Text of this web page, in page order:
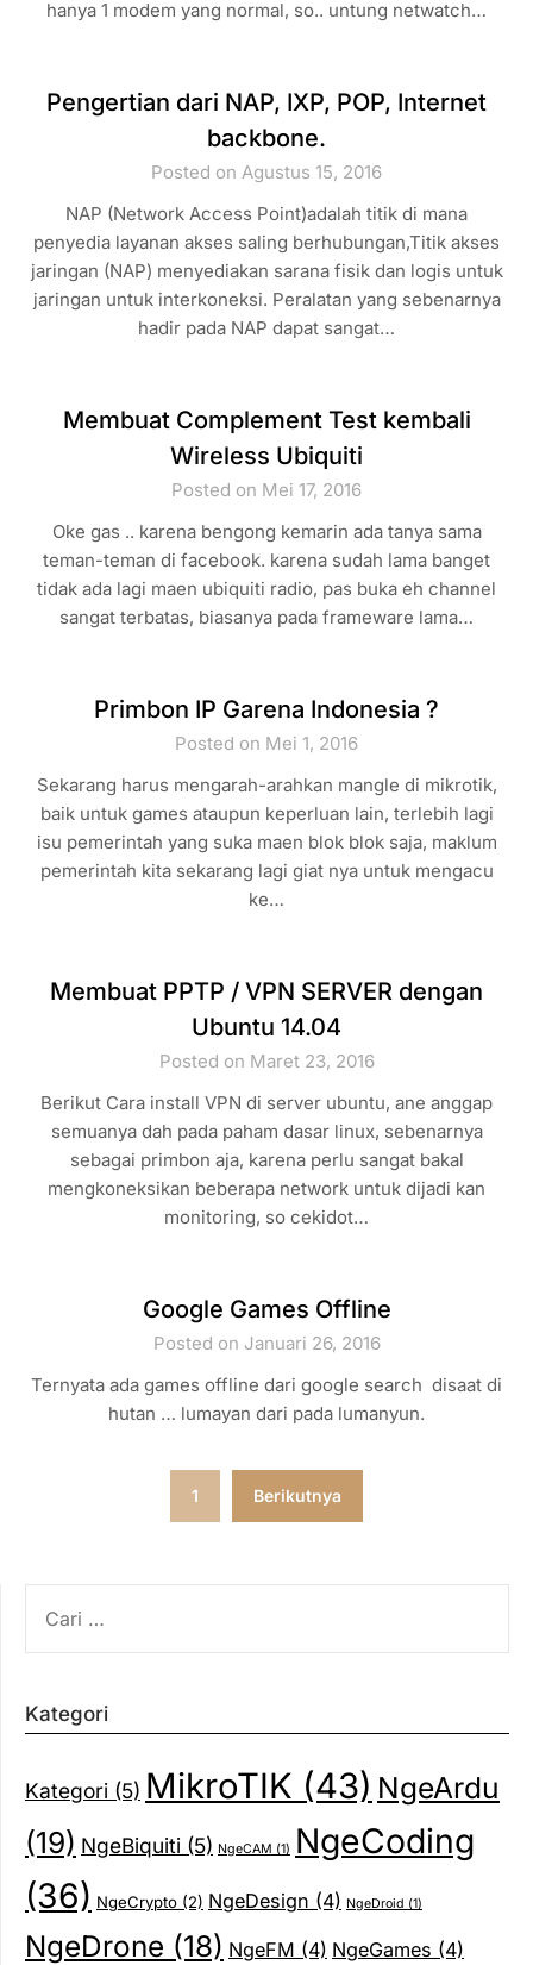
hanya 1 modem yang normal, so.. untung netwatch…
Pengertian dari NAP, IXP, POP, Internet
backbone.
Posted on Agustus 15, 2016
NAP (Network Access Point)adalah titik di mana
penyedia layanan akses saling berhubungan,Titik akses
jaringan (NAP) menyediakan sarana fisik dan logis untuk
jaringan untuk interkoneksi. Peralatan yang sebenarnya
hadir pada NAP dapat sangat…
Membuat Complement Test kembali
Wireless Ubiquiti
Posted on Mei 17, 2016
Oke gas .. karena bengong kemarin ada tanya sama
teman-teman di facebook. karena sudah lama banget
tidak ada lagi maen ubiquiti radio, pas buka eh channel
sangat terbatas, biasanya pada frameware lama…
Primbon IP Garena Indonesia ?
Posted on Mei 1, 2016
Sekarang harus mengarah-arahkan mangle di mikrotik,
baik untuk games ataupun keperluan lain, terlebih lagi
isu pemerintah yang suka maen blok blok saja, maklum
pemerintah kita sekarang lagi giat nya untuk mengacu
ke…
Membuat PPTP / VPN SERVER dengan
Ubuntu 14.04
Posted on Maret 23, 2016
Berikut Cara install VPN di server ubuntu, ane anggap
semuanya dah pada paham dasar linux, sebenarnya
sebagai primbon aja, karena perlu sangat bakal
mengkoneksikan beberapa network untuk dijadi kan
monitoring, so cekidot…
Google Games Offline
Posted on Januari 26, 2016
Ternyata ada games offline dari google search disaat di
hutan … lumayan dari pada lumanyun.
1 Berikutnya
UNTUK:
Kategori
Kategori (5) MikroTIK (43) NgeArdu
(19) NgeBiquiti (5) NgeCAM (1) NgeCoding
(36) NgeCrypto (2) NgeDesign (4) NgeDroid (1)
NgeDrone (18) NgeFM (4) NgeGames (4)